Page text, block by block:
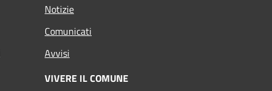
Notizie
Comunicati
Avvisi
VIVERE IL COMUNE